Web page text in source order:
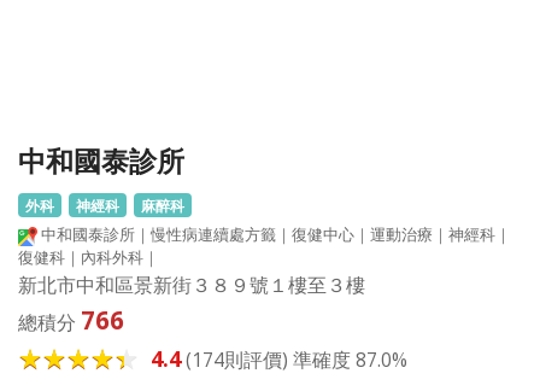
中和國泰診所
外科 神經科 麻醉科
中和國泰診所｜慢性病連續處方籤｜復健中心｜運動治療｜神經科｜
復健科｜內科外科｜
新北市中和區景新街３８９號１樓至３樓
總積分 766
4.4(174則評價) 準確度 87.0%